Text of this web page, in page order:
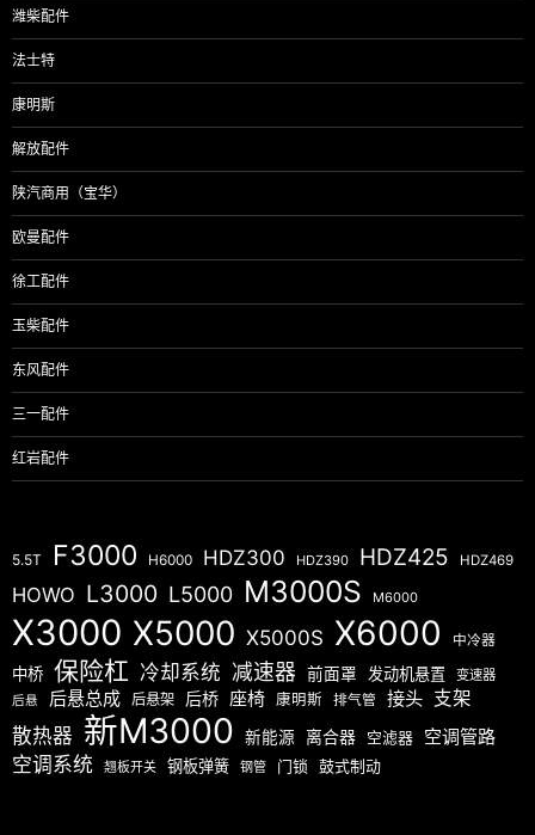
潍柴配件
法士特
康明斯
解放配件
陕汽商用（宝华）
欧曼配件
徐工配件
玉柴配件
东风配件
三一配件
红岩配件
5.5T F3000 H6000 HDZ300 HDZ390 HDZ425 HDZ469
HOWO L3000 L5000 M3000S M6000
X3000 X5000 X5000S X6000 中冷器
中桥 保险杠 冷却系统 减速器 前面罩 发动机悬置 变速器
后悬 后悬总成 后悬架 后桥 座椅 康明斯 排气管 接头 支架
散热器 新M3000 新能源 离合器 空滤器 空调管路
空调系统 翘板开关 钢板弹簧 钢管 门锁 鼓式制动